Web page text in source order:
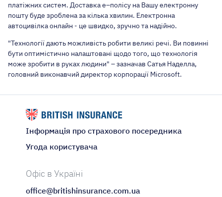
платіжних систем. Доставка е–полісу на Вашу електронну
пошту буде зроблена за кілька хвилин. Електронна
автоцивілка онлайн - це швидко, зручно та надійно.
"Технології дають можливість робити великі речі. Ви повинні
бути оптимістично налаштовані щодо того, що технологія
може зробити в руках людини" – зазначав Сатья Наделла,
головний виконавчий директор корпорації Microsoft.
Інформація про страхового посередника
Угода користувача
Офіс в Україні
office@britishinsurance.com.ua